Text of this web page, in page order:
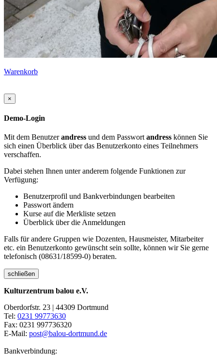
Warenkorb
×
Demo-Login
Mit dem Benutzerandress und dem Passwort andress können Sie
sich einen Überblick über das Benutzerkonto eines Teilnehmers
verschaffen.
Dabei stehen Ihnen unter anderem folgende Funktionen zur
Verfügung:
Benutzerprofil und Bankverbindungen bearbeiten
Passwort ändern
Kurse auf die Merkliste setzen
Überblick über die Anmeldungen
Falls für andere Gruppen wie Dozenten, Hausmeister, Mitarbeiter
etc. ein Benutzerkonto gewünscht sein sollte, können wir Sie gerne
telefonisch (08631/18599-0) beraten.
schließen
Kulturzentrum balou e.V.
Oberdorfstr. 23 | 44309 Dortmund
Tel: 0231 99773630
Fax: 0231 997736320
E-Mail: post@balou-dortmund.de
Bankverbindung: